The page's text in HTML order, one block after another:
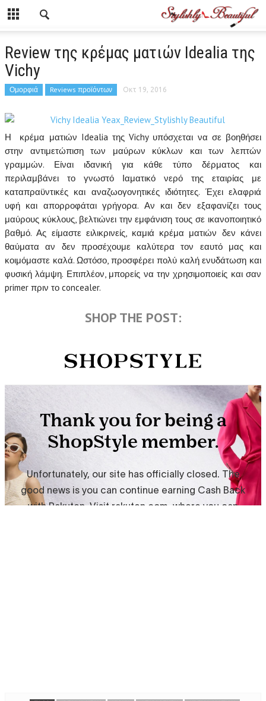
Review της κρέμας ματιών Idealia της
Vichy
Ομορφιά Reviews προϊόντων Οκτ 19, 2016
Η κρέμα ματιών Idealia της Vichy υπόσχεται να σε βοηθήσει
στην αντιμετώπιση των μαύρων κύκλων και των λεπτών
γραμμών. Είναι ιδανική για κάθε τύπο δέρματος και
περιλαμβάνει το γνωστό Ιαματικό νερό της εταιρίας με
καταπραϋντικές και αναζωογονητικές ιδιότητες. Έχει ελαφριά
υφή και απορροφάται γρήγορα. Αν και δεν εξαφανίζει τους
μαύρους κύκλους, βελτιώνει την εμφάνιση τους σε ικανοποιητικό
βαθμό. Ας είμαστε ειλικρινείς, καμιά κρέμα ματιών δεν κάνει
θαύματα αν δεν προσέχουμε καλύτερα τον εαυτό μας και
κοιμόμαστε καλά. Ωστόσο, προσφέρει πολύ καλή ενυδάτωση και
φυσική λάμψη. Επιπλέον, μπορείς να την χρησιμοποιείς και σαν
primer πριν το concealer.
SHOP THE POST: